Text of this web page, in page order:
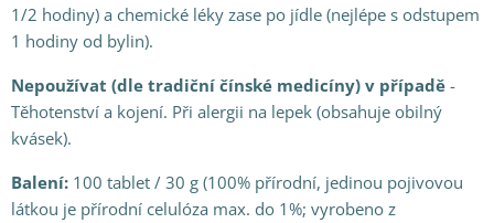
1/2 hodiny) a chemické léky zase po jídle (nejlépe s odstupem
1 hodiny od bylin).
Nepoužívat (dle tradiční čínské medicíny) v případě -
Těhotenství a kojení. Při alergii na lepek (obsahuje obilný
kvásek).
Balení: 100 tablet / 30 g (100% přírodní, jedinou pojivovou
látkou je přírodní celulóza max. do 1%; vyrobeno z